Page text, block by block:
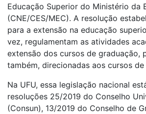
Educação Superior do Ministério da
(CNE/CES/MEC). A resolução
para a extensão na educação
vez, regulamentam as atividades
extensão dos cursos de graduação,
também, direcionadas aos cursos
Na UFU, essa legislação nacional
resoluções 25/2019 do Conselho
(Consun), 13/2019 do Conselho de